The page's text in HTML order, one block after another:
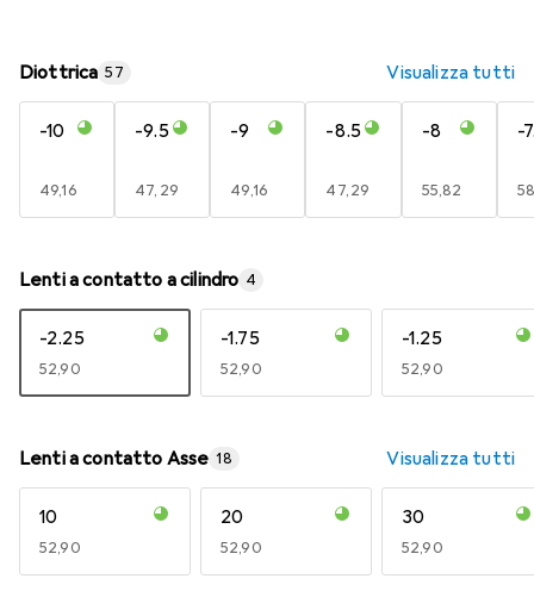
Diottrica 57 Visualizza tutti
-10
EUR
49,16
-9.5
EUR
47,29
-9
EUR
49,16
-8.5
EUR
47,29
-8
EUR
55,82
-
Lenti a contatto a cilindro 4
-2.25
EUR
52,90
-1.75
EUR
52,90
-1.25
EUR
52,90
Lenti a contatto Asse 18 Visualizza tutti
10
EUR
52,90
20
EUR
52,90
30
EUR
52,90